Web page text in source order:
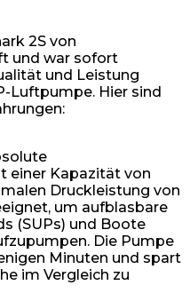
2S von
und war sofort
und Leistung
Luftpumpe. Hier sind
einer Kapazität von
Druckleistung von
um aufblasbare
(SUPs) und Boote
Die Pumpe
Minuten und spart
im Vergleich zu